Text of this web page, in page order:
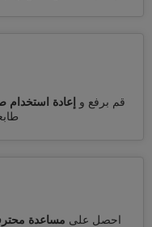
قم برفع و إعادة استخدام
احصل على مساعدة